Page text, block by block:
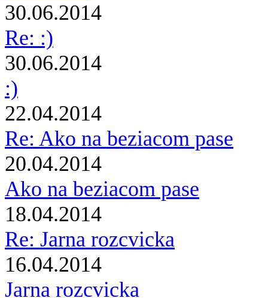
30.06.2014
Re: :)
30.06.2014
:)
22.04.2014
Re: Ako na beziacom pase
20.04.2014
Ako na beziacom pase
18.04.2014
Re: Jarna rozcvicka
16.04.2014
Jarna rozcvicka